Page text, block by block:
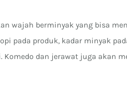
wajah berminyak yang bisa
pada produk, kadar minyak
dan jerawat juga akan